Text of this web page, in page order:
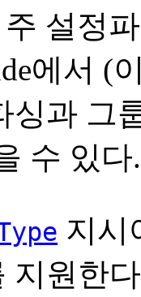
설정
에서 (
싱과 그
수 있다.
지시
지원한